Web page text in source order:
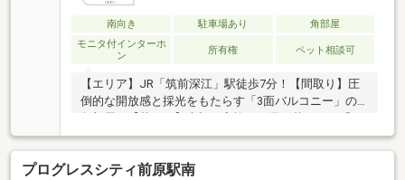
南向き 駐車場あり
角部屋
モニタ付インターホ
ン
所有権 ペット相談可
【エリア】JR「筑前深江」駅徒歩7分！【間取り】圧
倒的な開放感と採光をもたらす「3面バルコニー」の
ット相談可（2匹までOK）」
プログレスシティ前原駅南